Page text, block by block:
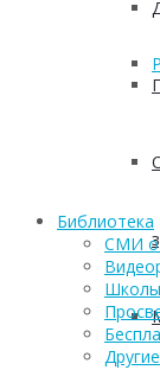
Библиотека
СМИ о